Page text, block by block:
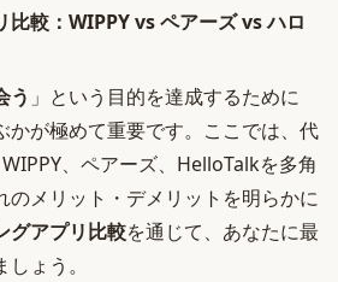
比較：WIPPY vs ペアーズ vs ハロ
う 」という目的を達成するために
かが極めて重要です。ここでは、代
、ペアーズ、HelloTalkを多角
のメリット・デメリットを明らかに
グアプリ比較を通じて、あなたに最
ょう。